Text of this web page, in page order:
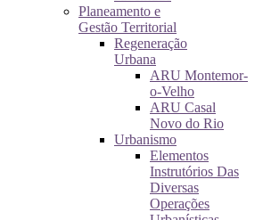
Planeamento e
Gestão Territorial
Regeneração
Urbana
ARU Montemor-
o-Velho
ARU Casal
Novo do Rio
Urbanismo
Elementos
Instrutórios Das
Diversas
Operações